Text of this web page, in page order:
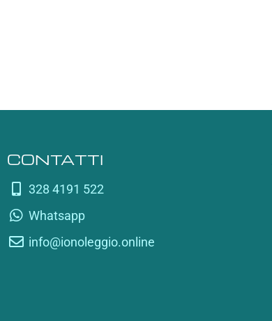
CONTATTI
328 4191 522
Whatsapp
info@ionoleggio.online